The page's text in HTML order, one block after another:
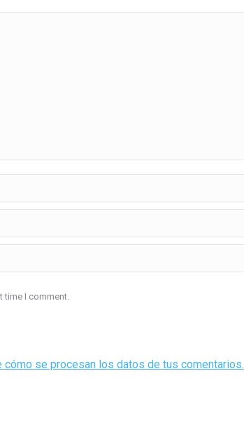
time I comment.
cómo se procesan los datos de tus comentarios.